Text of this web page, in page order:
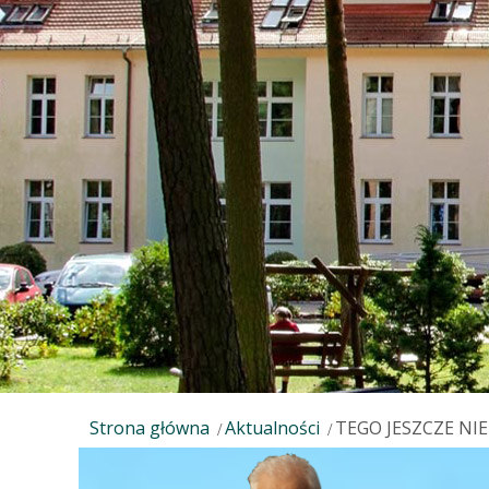
Strona główna Aktualności TEGO JESZCZE